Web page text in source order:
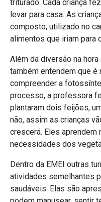
triturado. Cada criança
levar para casa. As
composto, utilizado no
alimentos que iriam para
Além da diversão na
também entendem que
compreender a
processo, a professora
plantaram dois feijões,
não, assim as crianças
crescerá. Eles aprendem
necessidades dos
Dentro da EMEI outras
atividades semelhantes
saudáveis. Elas são